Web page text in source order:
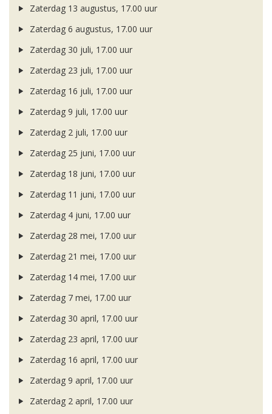
Zaterdag 13 augustus, 17.00 uur
Zaterdag 6 augustus, 17.00 uur
Zaterdag 30 juli, 17.00 uur
Zaterdag 23 juli, 17.00 uur
Zaterdag 16 juli, 17.00 uur
Zaterdag 9 juli, 17.00 uur
Zaterdag 2 juli, 17.00 uur
Zaterdag 25 juni, 17.00 uur
Zaterdag 18 juni, 17.00 uur
Zaterdag 11 juni, 17.00 uur
Zaterdag 4 juni, 17.00 uur
Zaterdag 28 mei, 17.00 uur
Zaterdag 21 mei, 17.00 uur
Zaterdag 14 mei, 17.00 uur
Zaterdag 7 mei, 17.00 uur
Zaterdag 30 april, 17.00 uur
Zaterdag 23 april, 17.00 uur
Zaterdag 16 april, 17.00 uur
Zaterdag 9 april, 17.00 uur
Zaterdag 2 april, 17.00 uur